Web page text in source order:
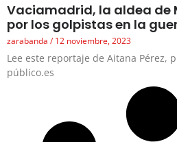
Vaciamadrid, la aldea de
por los golpistas en la
zarabanda 12 noviembre, 2023
Lee este reportaje de Aitana Pérez,
público.es